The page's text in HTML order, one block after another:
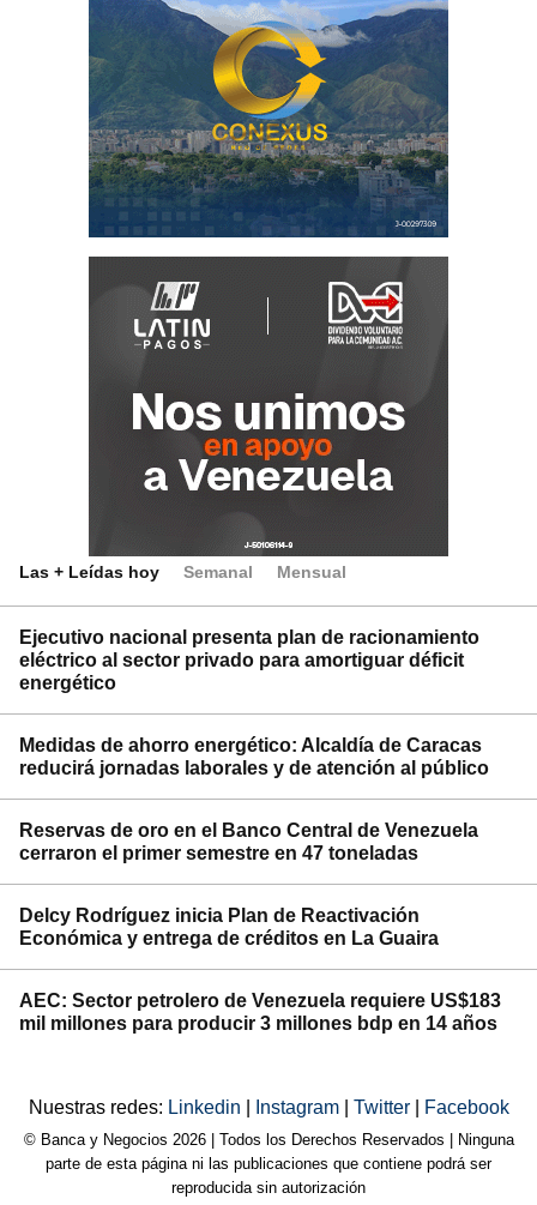
Las + Leídas hoy Semanal Mensual
Ejecutivo nacional presenta plan de racionamiento
eléctrico al sector privado para amortiguar déficit
energético
Medidas de ahorro energético: Alcaldía de Caracas
reducirá jornadas laborales y de atención al público
Reservas de oro en el Banco Central de Venezuela
cerraron el primer semestre en 47 toneladas
Delcy Rodríguez inicia Plan de Reactivación
Económica y entrega de créditos en La Guaira
AEC: Sector petrolero de Venezuela requiere US$183
mil millones para producir 3 millones bdp en 14 años
Nuestras redes: Linkedin Instagram Twitter Facebook
© Banca y Negocios 2026 | Todos los Derechos Reservados | Ninguna
parte de esta página ni las publicaciones que contiene podrá ser
reproducida sin autorización